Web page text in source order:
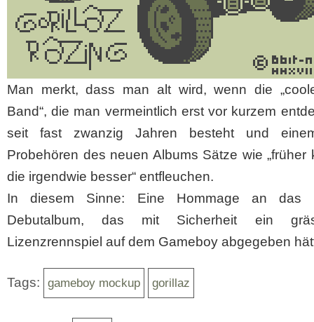
Man merkt, dass man alt wird, wenn die
Band“, die man vermeintlich erst vor kurzem
seit fast zwanzig Jahren besteht und
Probehören des neuen Albums Sätze wie „früher
die irgendwie besser“ entfleuchen.
In diesem Sinne: Eine Hommage an das
Debutalbum, das mit Sicherheit ein
Lizenzrennspiel auf dem Gameboy abgegeben
Tags: gameboy mockup gorillaz